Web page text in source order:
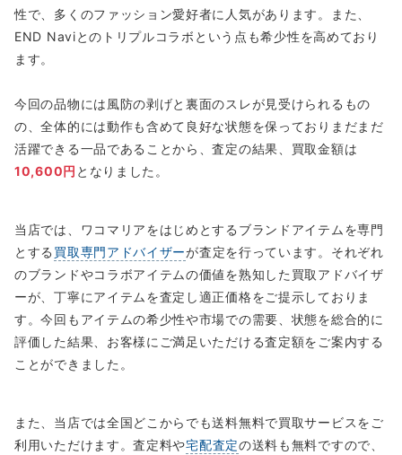
性で、多くのファッション愛好者に人気があります。また、
END Naviとのトリプルコラボという点も希少性を高めており
ます。
今回の品物には風防の剥げと裏面のスレが見受けられるもの
の、全体的には動作も含めて良好な状態を保っておりまだまだ
活躍できる一品であることから、査定の結果、買取金額は
10,600円 となりました。
当店では、ワコマリアをはじめとするブランドアイテムを専門
とする 買取専門アドバイザーが査定を行っています。それぞれ
のブランドやコラボアイテムの価値を熟知した買取アドバイザ
ーが、丁寧にアイテムを査定し適正価格をご提示しておりま
す。今回もアイテムの希少性や市場での需要、状態を総合的に
評価した結果、お客様にご満足いただける査定額をご案内する
ことができました。
また、当店では全国どこからでも送料無料で買取サービスをご
利用いただけます。査定料や宅配査定の送料も無料ですので、